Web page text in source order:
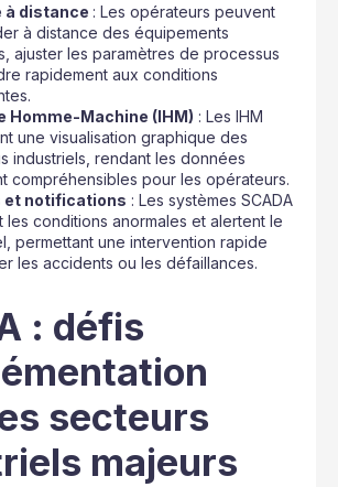
à distance : Les opérateurs peuvent
à distance des équipements
ajuster les paramètres de processus
rapidement aux conditions
Homme-Machine (IHM) : Les IHM
une visualisation graphique des
industriels, rendant les données
compréhensibles pour les opérateurs.
et notifications : Les systèmes SCADA
les conditions anormales et alertent le
permettant une intervention rapide
les accidents ou les défaillances.
: défis
secteurs
majeurs